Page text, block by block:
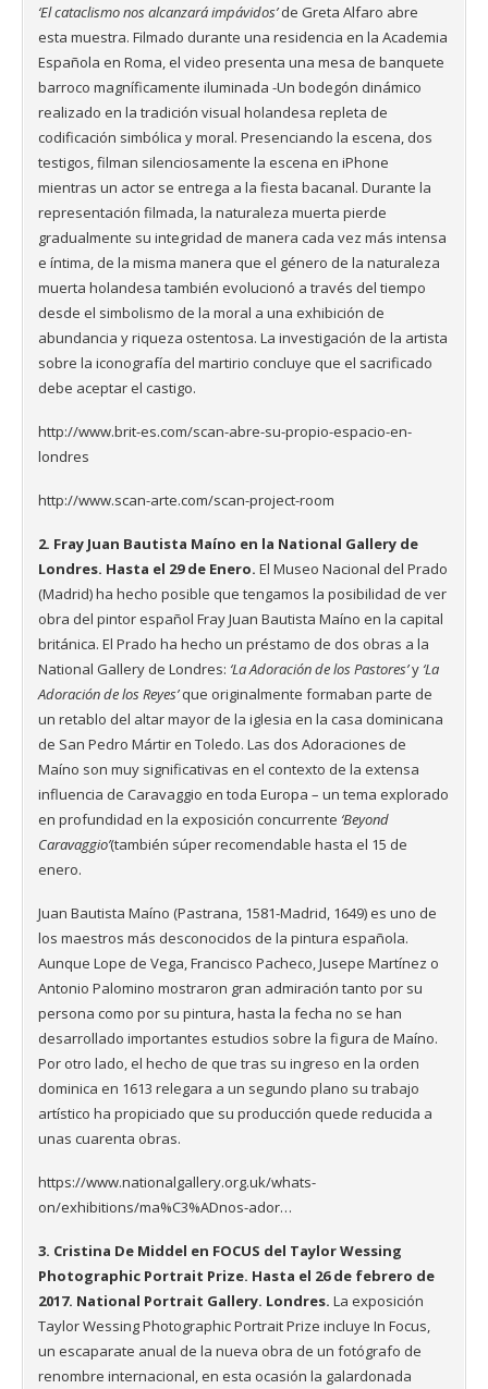
‘El cataclismo nos alcanzará impávidos’de Greta Alfaro abre
esta muestra. Filmado durante una residencia en la Academia
Española en Roma, el video presenta una mesa de banquete
barroco magníficamente iluminada -Un bodegón dinámico
realizado en la tradición visual holandesa repleta de
codificación simbólica y moral. Presenciando la escena, dos
testigos, filman silenciosamente la escena en iPhone
mientras un actor se entrega a la fiesta bacanal. Durante la
representación filmada, la naturaleza muerta pierde
gradualmente su integridad de manera cada vez más intensa
e íntima, de la misma manera que el género de la naturaleza
muerta holandesa también evolucionó a través del tiempo
desde el simbolismo de la moral a una exhibición de
abundancia y riqueza ostentosa. La investigación de la artista
sobre la iconografía del martirio concluye que el sacrificado
debe aceptar el castigo.
http://www.brit-es.com/scan-abre-su-propio-espacio-en-
londres
http://www.scan-arte.com/scan-project-room
2. Fray Juan Bautista Maíno en la National Gallery de
Londres. Hasta el 29 de Enero. El Museo Nacional del Prado
(Madrid) ha hecho posible que tengamos la posibilidad de ver
obra del pintor español Fray Juan Bautista Maíno en la capital
británica. El Prado ha hecho un préstamo de dos obras a la
National Gallery de Londres: ‘La Adoración de los Pastores’y ‘La
Adoración de los Reyes’que originalmente formaban parte de
un retablo del altar mayor de la iglesia en la casa dominicana
de San Pedro Mártir en Toledo. Las dos Adoraciones de
Maíno son muy significativas en el contexto de la extensa
influencia de Caravaggio en toda Europa – un tema explorado
en profundidad en la exposición concurrente ‘Beyond
Caravaggio’(también súper recomendable hasta el 15 de
enero.
Juan Bautista Maíno (Pastrana, 1581-Madrid, 1649) es uno de
los maestros más desconocidos de la pintura española.
Aunque Lope de Vega, Francisco Pacheco, Jusepe Martínez o
Antonio Palomino mostraron gran admiración tanto por su
persona como por su pintura, hasta la fecha no se han
desarrollado importantes estudios sobre la figura de Maíno.
Por otro lado, el hecho de que tras su ingreso en la orden
dominica en 1613 relegara a un segundo plano su trabajo
artístico ha propiciado que su producción quede reducida a
unas cuarenta obras.
https://www.nationalgallery.org.uk/whats-
on/exhibitions/ma%C3%ADnos-ador…
3. Cristina De Middel en FOCUS del Taylor Wessing
Photographic Portrait Prize. Hasta el 26 de febrero de
2017. National Portrait Gallery. Londres. La exposición
Taylor Wessing Photographic Portrait Prize incluye In Focus,
un escaparate anual de la nueva obra de un fotógrafo de
renombre internacional, en esta ocasión la galardonada